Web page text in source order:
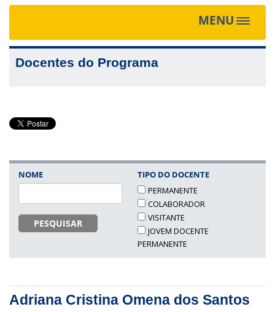
MENU
Toggle
Docentes do Programa
NOME
PESQUISAR
TIPO DO DOCENTE
PERMANENTE
COLABORADOR
VISITANTE
JOVEM DOCENTE
PERMANENTE
Adriana Cristina Omena dos Santos